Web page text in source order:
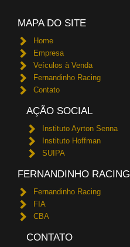
MAPA DO SITE
Home
Empresa
Veículos à Venda
Fernandinho Racing
Contato
AÇÃO SOCIAL
Instituto Ayrton Senna
Instituto Hoffman
SUIPA
FERNANDINHO RACING
Fernandinho Racing
FIA
CBA
CONTATO